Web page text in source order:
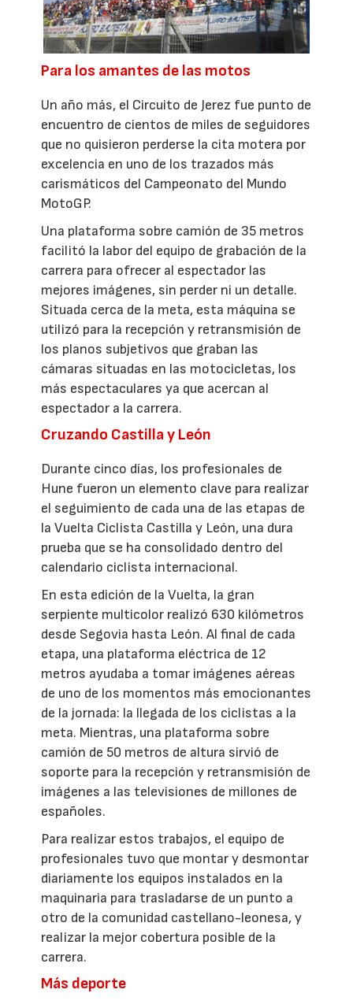
Para los amantes de las motos
Un año más, el Circuito de Jerez fue punto de
encuentro de cientos de miles de seguidores
que no quisieron perderse la cita motera por
excelencia en uno de los trazados más
carismáticos del Campeonato del Mundo
MotoGP.
Una plataforma sobre camión de 35 metros
facilitó la labor del equipo de grabación de la
carrera para ofrecer al espectador las
mejores imágenes, sin perder ni un detalle.
Situada cerca de la meta, esta máquina se
utilizó para la recepción y retransmisión de
los planos subjetivos que graban las
cámaras situadas en las motocicletas, los
más espectaculares ya que acercan al
espectador a la carrera.
Cruzando Castilla y León
Durante cinco días, los profesionales de
Hune fueron un elemento clave para realizar
el seguimiento de cada una de las etapas de
la Vuelta Ciclista Castilla y León, una dura
prueba que se ha consolidado dentro del
calendario ciclista internacional.
En esta edición de la Vuelta, la gran
serpiente multicolor realizó 630 kilómetros
desde Segovia hasta León. Al final de cada
etapa, una plataforma eléctrica de 12
metros ayudaba a tomar imágenes aéreas
de uno de los momentos más emocionantes
de la jornada: la llegada de los ciclistas a la
meta. Mientras, una plataforma sobre
camión de 50 metros de altura sirvió de
soporte para la recepción y retransmisión de
imágenes a las televisiones de millones de
españoles.
Para realizar estos trabajos, el equipo de
profesionales tuvo que montar y desmontar
diariamente los equipos instalados en la
maquinaria para trasladarse de un punto a
otro de la comunidad castellano-leonesa, y
realizar la mejor cobertura posible de la
carrera.
Más deporte